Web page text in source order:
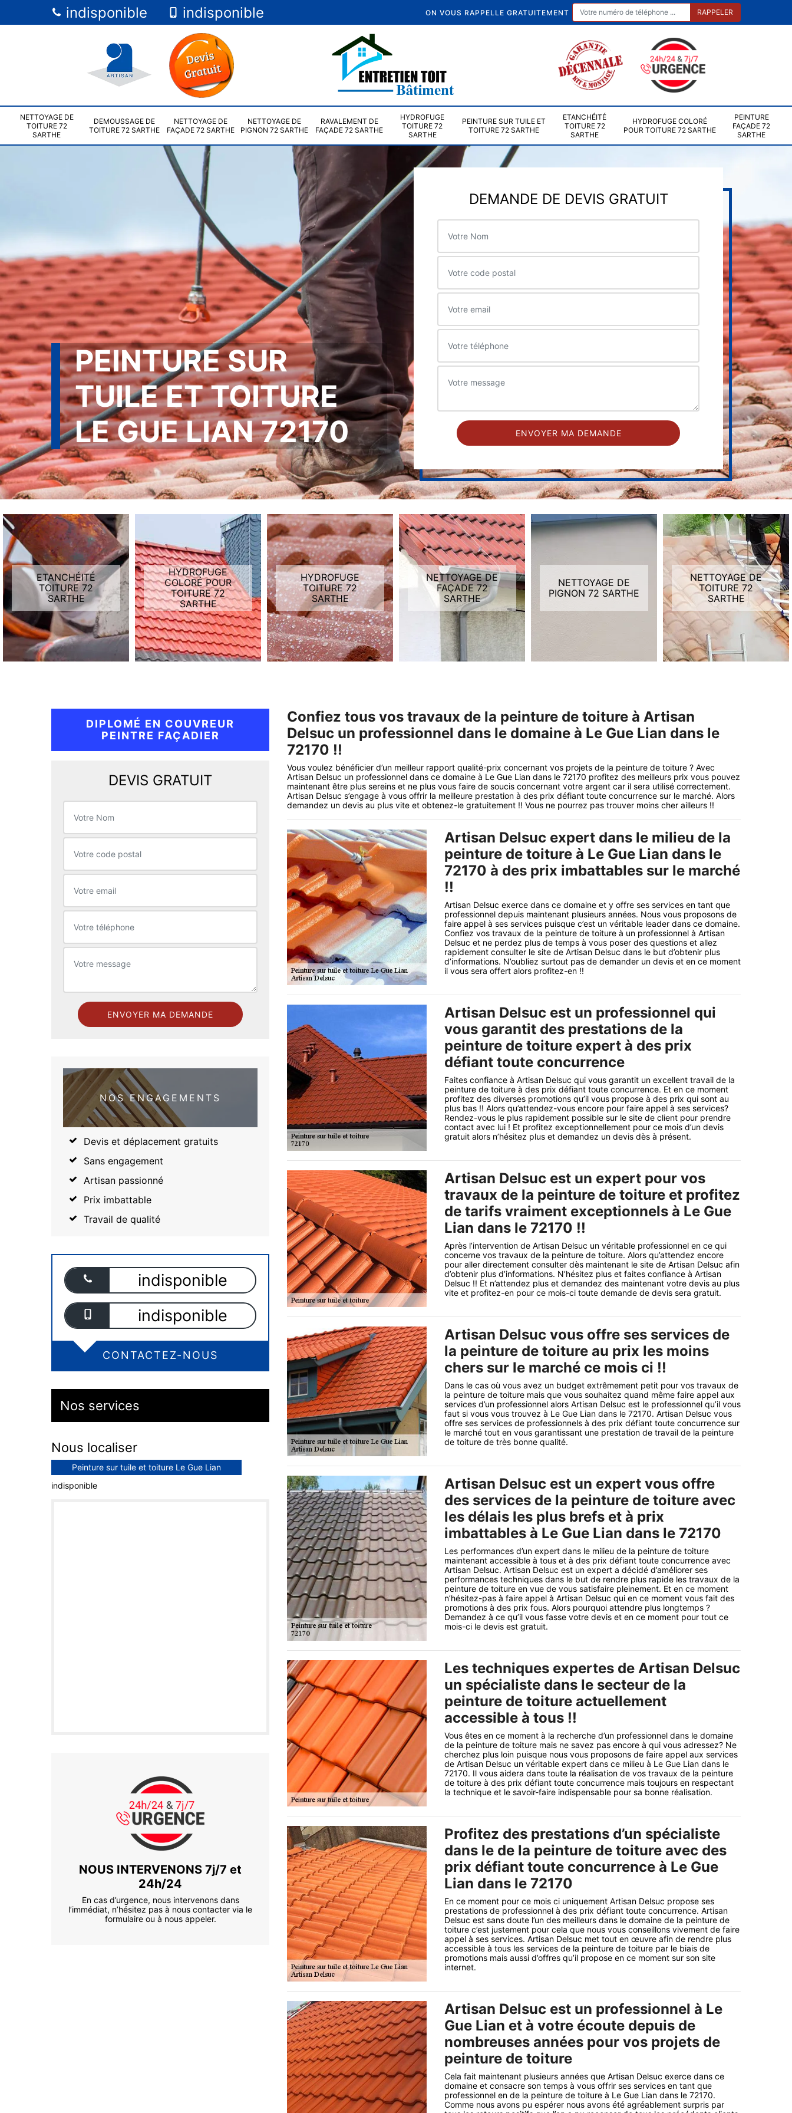
indisponible indisponible ON VOUS RAPPELLE GRATUITEMENT
NETTOYAGE DE
TOITURE 72
SARTHE
DEMOUSSAGE DE
TOITURE 72 SARTHE
NETTOYAGE DE
FAÇADE 72 SARTHE
NETTOYAGE DE
PIGNON 72 SARTHE
RAVALEMENT DE
FAÇADE 72 SARTHE
HYDROFUGE
TOITURE 72
SARTHE
PEINTURE SUR TUILE ET
TOITURE 72 SARTHE
ETANCHÉITÉ
TOITURE 72
SARTHE
HYDROFUGE COLORÉ
POUR TOITURE 72 SARTHE
PEINTURE
FAÇADE 72
SARTHE
PEINTURE SUR
TUILE ET TOITURE
LE GUE LIAN 72170
DEMANDE DE DEVIS GRATUIT
ETANCHÉITÉ
TOITURE 72
SARTHE
HYDROFUGE
COLORÉ POUR
TOITURE 72
SARTHE
HYDROFUGE
TOITURE 72
SARTHE
NETTOYAGE DE
FAÇADE 72
SARTHE
NETTOYAGE DE
PIGNON 72 SARTHE
NETTOYAGE DE
TOITURE 72
SARTHE
DIPLOMÉ EN COUVREUR
PEINTRE FAÇADIER
DEVIS GRATUIT
NOS ENGAGEMENTS
Devis et déplacement gratuits
Sans engagement
Artisan passionné
Prix imbattable
Travail de qualité
indisponible
indisponible
CONTACTEZ-NOUS
Nos services
Nous localiser
Peinture sur tuile et toiture Le Gue Lian
indisponible
NOUS INTERVENONS 7j/7 et
24h/24
En cas d’urgence, nous intervenons dans
l’immédiat, n’hésitez pas à nous contacter via le
formulaire ou à nous appeler.
Confiez tous vos travaux de la peinture de toiture à Artisan
Delsuc un professionnel dans le domaine à Le Gue Lian dans le
72170 !!
Vous voulez bénéficier d’un meilleur rapport qualité-prix concernant vos projets de la peinture de toiture ? Avec
Artisan Delsuc un professionnel dans ce domaine à Le Gue Lian dans le 72170 profitez des meilleurs prix vous pouvez
maintenant être plus sereins et ne plus vous faire de soucis concernant votre argent car il sera utilisé correctement.
Artisan Delsuc s’engage à vous offrir la meilleure prestation à des prix défiant toute concurrence sur le marché. Alors
demandez un devis au plus vite et obtenez-le gratuitement !! Vous ne pourrez pas trouver moins cher ailleurs !!
Artisan Delsuc expert dans le milieu de la
peinture de toiture à Le Gue Lian dans le
72170 à des prix imbattables sur le marché
!!
Artisan Delsuc exerce dans ce domaine et y offre ses services en tant que
professionnel depuis maintenant plusieurs années. Nous vous proposons de
faire appel à ses services puisque c’est un véritable leader dans ce domaine.
Confiez vos travaux de la peinture de toiture à un professionnel à Artisan
Delsuc et ne perdez plus de temps à vous poser des questions et allez
rapidement consulter le site de Artisan Delsuc dans le but d’obtenir plus
d’informations. N’oubliez surtout pas de demander un devis et en ce moment
il vous sera offert alors profitez-en !!
Artisan Delsuc est un professionnel qui
vous garantit des prestations de la
peinture de toiture expert à des prix
défiant toute concurrence
Faites confiance à Artisan Delsuc qui vous garantit un excellent travail de la
peinture de toiture à des prix défiant toute concurrence. Et en ce moment
profitez des diverses promotions qu’il vous propose à des prix qui sont au
plus bas !! Alors qu’attendez-vous encore pour faire appel à ses services?
Rendez-vous le plus rapidement possible sur le site de client pour prendre
contact avec lui ! Et profitez exceptionnellement pour ce mois d’un devis
gratuit alors n’hésitez plus et demandez un devis dès à présent.
Artisan Delsuc est un expert pour vos
travaux de la peinture de toiture et profitez
de tarifs vraiment exceptionnels à Le Gue
Lian dans le 72170 !!
Après l’intervention de Artisan Delsuc un véritable professionnel en ce qui
concerne vos travaux de la peinture de toiture. Alors qu’attendez encore
pour aller directement consulter dès maintenant le site de Artisan Delsuc afin
d’obtenir plus d’informations. N’hésitez plus et faites confiance à Artisan
Delsuc !! Et n’attendez plus et demandez des maintenant votre devis au plus
vite et profitez-en pour ce mois-ci toute demande de devis sera gratuit.
Artisan Delsuc vous offre ses services de
la peinture de toiture au prix les moins
chers sur le marché ce mois ci !!
Dans le cas où vous avez un budget extrêmement petit pour vos travaux de
la peinture de toiture mais que vous souhaitez quand même faire appel aux
services d’un professionnel alors Artisan Delsuc est le professionnel qu’il vous
faut si vous vous trouvez à Le Gue Lian dans le 72170. Artisan Delsuc vous
offre ses services de professionnels à des prix défiant toute concurrence sur
le marché tout en vous garantissant une prestation de travail de la peinture
de toiture de très bonne qualité.
Artisan Delsuc est un expert vous offre
des services de la peinture de toiture avec
les délais les plus brefs et à prix
imbattables à Le Gue Lian dans le 72170
Les performances d’un expert dans le milieu de la peinture de toiture
maintenant accessible à tous et à des prix défiant toute concurrence avec
Artisan Delsuc. Artisan Delsuc est un expert a décidé d’améliorer ses
performances techniques dans le but de rendre plus rapide les travaux de la
peinture de toiture en vue de vous satisfaire pleinement. Et en ce moment
n’hésitez-pas à faire appel à Artisan Delsuc qui en ce moment vous fait des
promotions à des prix fous. Alors pourquoi attendre plus longtemps ?
Demandez à ce qu’il vous fasse votre devis et en ce moment pour tout ce
mois-ci le devis est gratuit.
Les techniques expertes de Artisan Delsuc
un spécialiste dans le secteur de la
peinture de toiture actuellement
accessible à tous !!
Vous êtes en ce moment à la recherche d’un professionnel dans le domaine
de la peinture de toiture mais ne savez pas encore à qui vous adressez? Ne
cherchez plus loin puisque nous vous proposons de faire appel aux services
de Artisan Delsuc un véritable expert dans ce milieu à Le Gue Lian dans le
72170. Il vous aidera dans toute la réalisation de vos travaux de la peinture
de toiture à des prix défiant toute concurrence mais toujours en respectant
la technique et le savoir-faire indispensable pour sa bonne réalisation.
Profitez des prestations d’un spécialiste
dans le de la peinture de toiture avec des
prix défiant toute concurrence à Le Gue
Lian dans le 72170
En ce moment pour ce mois ci uniquement Artisan Delsuc propose ses
prestations de professionnel à des prix défiant toute concurrence. Artisan
Delsuc est sans doute l’un des meilleurs dans le domaine de la peinture de
toiture c’est justement pour cela que nous vous conseillons vivement de faire
appel à ses services. Artisan Delsuc met tout en œuvre afin de rendre plus
accessible à tous les services de la peinture de toiture par le biais de
promotions mais aussi d’offres qu’il propose en ce moment sur son site
internet.
Artisan Delsuc est un professionnel à Le
Gue Lian et à votre écoute depuis de
nombreuses années pour vos projets de
peinture de toiture
Cela fait maintenant plusieurs années que Artisan Delsuc exerce dans ce
domaine et consacre son temps à vous offrir ses services en tant que
professionnel en de la peinture de toiture à Le Gue Lian dans le 72170.
Comme nous avons pu espérer nous avons été agréablement surpris par